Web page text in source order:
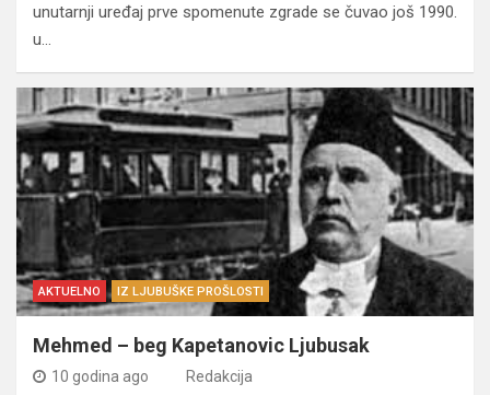
unutarnji uređaj prve spomenute zgrade se čuvao još 1990.
u…
AKTUELNO IZ LJUBUŠKE PROŠLOSTI
Mehmed – beg Kapetanovic Ljubusak
10 godina ago Redakcija